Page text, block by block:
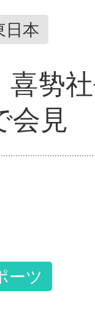
日本
㔟
会見
ーツ